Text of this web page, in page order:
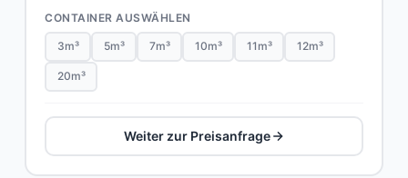
CONTAINER AUSWÄHLEN
3m³ 5m³ 7m³ 10m³ 11m³ 12m³
20m³
Weiter zur Preisanfrage